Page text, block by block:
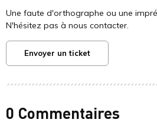
Une faute d'orthographe ou une
N'hésitez pas à nous contacter.
Envoyer un ticket
0 Commentaires